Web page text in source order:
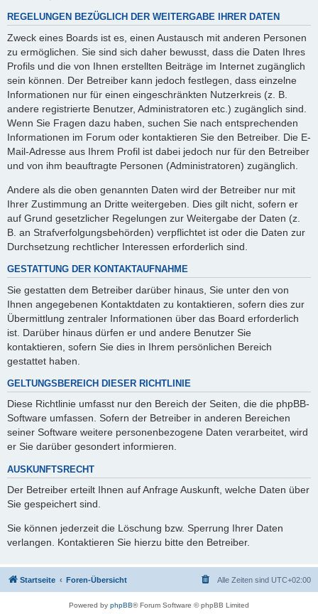
REGELUNGEN BEZÜGLICH DER WEITERGABE IHRER DATEN
Zweck eines Boards ist es, einen Austausch mit anderen Personen
zu ermöglichen. Sie sind sich daher bewusst, dass die Daten Ihres
Profils und die von Ihnen erstellten Beiträge im Internet zugänglich
sein können. Der Betreiber kann jedoch festlegen, dass einzelne
Informationen nur für einen eingeschränkten Nutzerkreis (z. B.
andere registrierte Benutzer, Administratoren etc.) zugänglich sind.
Wenn Sie Fragen dazu haben, suchen Sie nach entsprechenden
Informationen im Forum oder kontaktieren Sie den Betreiber. Die E-
Mail-Adresse aus Ihrem Profil ist dabei jedoch nur für den Betreiber
und von ihm beauftragte Personen (Administratoren) zugänglich.
Andere als die oben genannten Daten wird der Betreiber nur mit
Ihrer Zustimmung an Dritte weitergeben. Dies gilt nicht, sofern er
auf Grund gesetzlicher Regelungen zur Weitergabe der Daten (z.
B. an Strafverfolgungsbehörden) verpflichtet ist oder die Daten zur
Durchsetzung rechtlicher Interessen erforderlich sind.
GESTATTUNG DER KONTAKTAUFNAHME
Sie gestatten dem Betreiber darüber hinaus, Sie unter den von
Ihnen angegebenen Kontaktdaten zu kontaktieren, sofern dies zur
Übermittlung zentraler Informationen über das Board erforderlich
ist. Darüber hinaus dürfen er und andere Benutzer Sie
kontaktieren, sofern Sie dies in Ihrem persönlichen Bereich
gestattet haben.
GELTUNGSBEREICH DIESER RICHTLINIE
Diese Richtlinie umfasst nur den Bereich der Seiten, die die phpBB-
Software umfassen. Sofern der Betreiber in anderen Bereichen
seiner Software weitere personenbezogene Daten verarbeitet, wird
er Sie darüber gesondert informieren.
AUSKUNFTSRECHT
Der Betreiber erteilt Ihnen auf Anfrage Auskunft, welche Daten über
Sie gespeichert sind.
Sie können jederzeit die Löschung bzw. Sperrung Ihrer Daten
verlangen. Kontaktieren Sie hierzu bitte den Betreiber.
Startseite Foren-Übersicht Alle Zeiten sind UTC+02:00
Powered by phpBB® Forum Software © phpBB Limited